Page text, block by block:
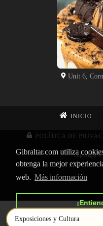
Gibraltar.com utiliza
obtenga la mejor
web. Más información
Unit 6,
INICIO
POLÍTICA DE
Copyright ©
Todos los
Exposiciones y Cultura